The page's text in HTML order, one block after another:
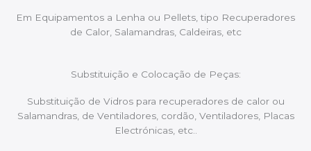
Em Equipamentos a Lenha ou Pellets, tipo Recuperadores
de Calor, Salamandras, Caldeiras, etc
Substituição e Colocação de Peças:
Substituição de Vidros para recuperadores de calor ou
Salamandras, de Ventiladores, cordão, Ventiladores, Placas
Electrónicas, etc..